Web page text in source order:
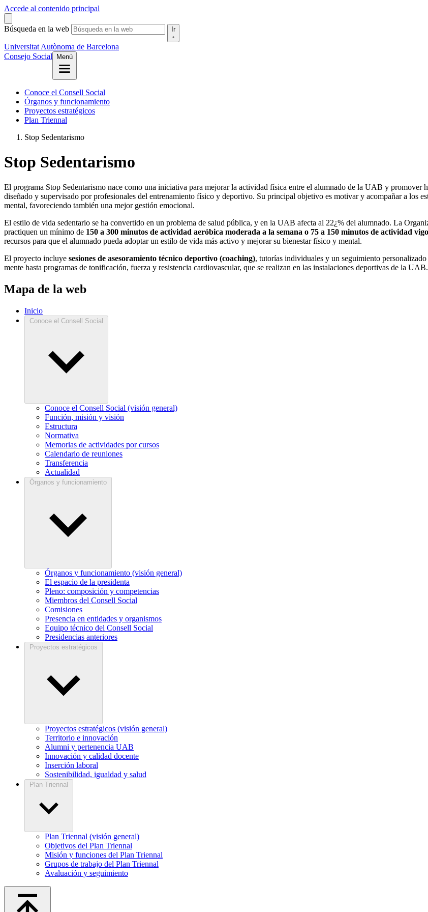
Accede al contenido principal
Búsqueda en la web Ir
Universitat Autònoma de Barcelona
Consejo Social
Menú
Conoce el Consell Social
Órganos y funcionamiento
Proyectos estratégicos
Plan Triennal
Stop Sedentarismo
Stop Sedentarismo
El programa Stop Sedentarismo nace como una iniciativa para mejorar la actividad física entre el alumnado de la UAB y
diseñado y supervisado por profesionales del entrenamiento físico y deportivo. Su principal objetivo es motivar y acompañar a los
mental, favoreciendo también una mejor gestión emocional.
El estilo de vida sedentario se ha convertido en un problema de salud pública, y en la UAB afecta al 22¿% del alumnado. La
practiquen un mínimo de 150 a 300 minutos de actividad aeróbica moderada a la semana o 75 a 150 minutos de actividad
recursos para que el alumnado pueda adoptar un estilo de vida más activo y mejorar su bienestar físico y mental.
El proyecto incluye sesiones de asesoramiento técnico deportivo (coaching), tutorías individuales y un seguimiento
mente hasta programas de tonificación, fuerza y resistencia cardiovascular, que se realizan en las instalaciones deportivas de la UAB.
Mapa de la web
Inicio
Conoce el Consell Social
Conoce el Consell Social (visión general)
Función, misión y visión
Estructura
Normativa
Memorias de actividades por cursos
Calendario de reuniones
Transferencia
Actualidad
Órganos y funcionamiento
Órganos y funcionamiento (visión general)
El espacio de la presidenta
Pleno: composición y competencias
Miembros del Consell Social
Comisiones
Presencia en entidades y organismos
Equipo técnico del Consell Social
Presidencias anteriores
Proyectos estratégicos
Proyectos estratégicos (visión general)
Territorio e innovación
Alumni y pertenencia UAB
Innovación y calidad docente
Inserción laboral
Sostenibilidad, igualdad y salud
Plan Triennal
Plan Triennal (visión general)
Objetivos del Plan Triennal
Misión y funciones del Plan Triennal
Grupos de trabajo del Plan Triennal
Avaluación y seguimiento